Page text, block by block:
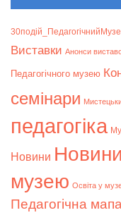
Bиставки Анонси
Педагогічного музею
семінари
педагогіка
Новини
музею Освіта у
Педагогічна